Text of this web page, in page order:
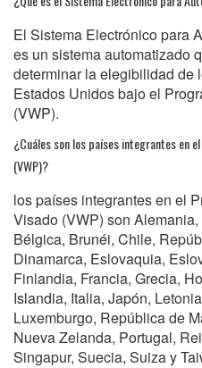
El Sistema Electrónico para
es un sistema automatizado
determinar la elegibilidad de
Estados Unidos bajo el
(VWP).
¿Cuáles son los países integrantes en
(VWP)?
los países integrantes en el
Visado (VWP) son
Bélgica, Brunéi, Chile,
Dinamarca, Eslovaquia,
Finlandia, Francia, Grecia,
Islandia, Italia, Japón,
Luxemburgo, República de
Nueva Zelanda, Portugal,
Singapur, Suecia, Suiza y